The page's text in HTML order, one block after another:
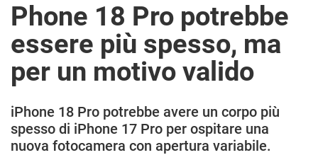
Phone 18 Pro potrebbe
essere più spesso, ma
per un motivo valido
iPhone 18 Pro potrebbe avere un corpo più
spesso di iPhone 17 Pro per ospitare una
nuova fotocamera con apertura variabile.